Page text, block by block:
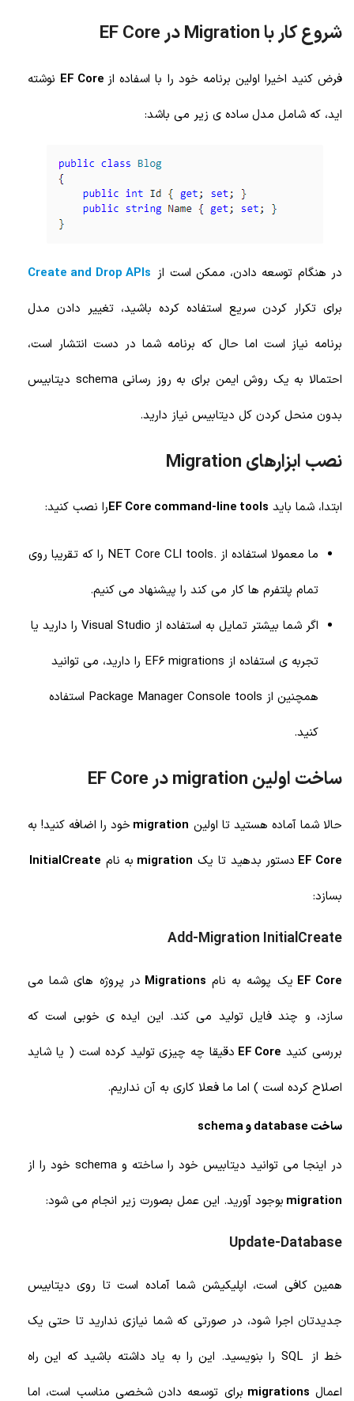
شروع کار با Migration در EF Core
فرض کنید اخیرا اولین برنامه خود را با اسفاده از
نوشته
اید، که شامل مدل ساده ی زیر می باشد:
در هنگام توسعه دادن، ممکن است از Create and Drop APIs
برای تکرار کردن سریع استفاده کرده باشید، تغییر دادن مدل
برنامه نیاز است اما حال که برنامه شما در دست انتشار است،
احتمالا به یک روش ایمن برای به روز رسانی schema دیتابیس
بدون منحل کردن کل دیتابیس نیاز دارید.
نصب ابزارهای Migration
ابتدا، شما باید EF Core command-line toolsرا نصب کنید:
ما معمولا استفاده از .NET Core CLI tools
را که تقریبا روی
تمام پلتفرم ها کار می کند را پیشنهاد می کنیم.
اگر شما بیشتر تمایل به استفاده از Visual Studio را دارید یا
تجربه ی استفاده از EF6 migrations را دارید، می توانید
همچنین از Package Manager Console tools استفاده
کنید.
ساخت اولین migration در EF Core
حالا شما آماده هستید تا اولین migration خود را اضافه کنید! به
EF Core دستور بدهید تا یک migration به نام InitialCreate
بسازد:
Add-Migration InitialCreate
EF Core یک پوشه به نام Migrations در پروژه های شما می
سازد، و چند فایل تولید می کند. این ایده ی خوبی است که
بررسی کنید EF Core دقیقا چه چیزی تولید کرده است ( یا شاید
اصلاح کرده است ) اما ما فعلا کاری به آن نداریم.
ساخت database و schema
در اینجا می توانید دیتابیس خود را ساخته و schema خود را از
migration بوجود آورید. این عمل بصورت زیر انجام می شود:
Update-Database
همین کافی است، اپلیکیشن شما آماده است تا روی دیتابیس
جدیدتان اجرا شود، در صورتی که شما نیازی ندارید تا حتی یک
خط از SQL را بنویسید. این را به یاد داشته باشید که این راه
اعمال migrations برای توسعه دادن شخصی مناسب است، اما